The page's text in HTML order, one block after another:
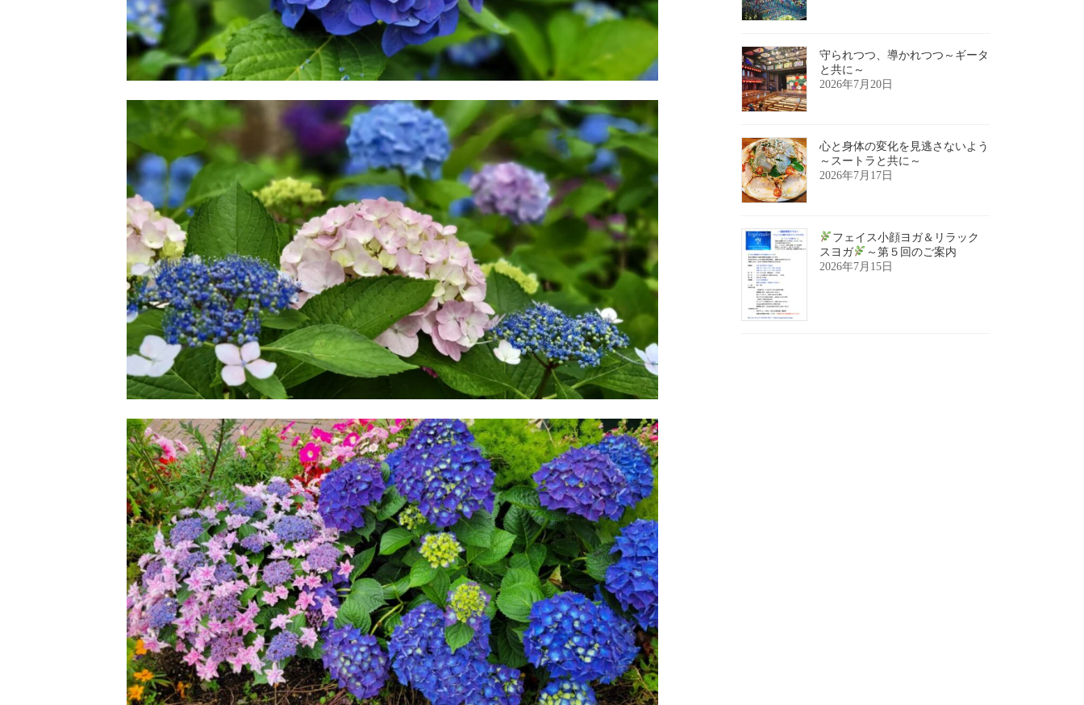
守られつつ、導かれつつ～ギータ
と共に～
2026年7月20日
心と身体の変化を見逃さないよう
～スートラと共に～
2026年7月17日
フェイス小顔ヨガ＆リラック
スヨガ
～第５回のご案内
2026年7月15日